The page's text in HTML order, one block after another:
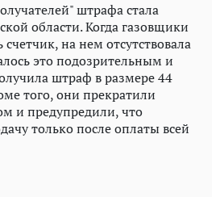
штрафа стала
области. Когда газовщики
на нем отсутствовала
это подозрительным и
штраф в размере 44
того, они прекратили
и предупредили, что
только после оплаты всей